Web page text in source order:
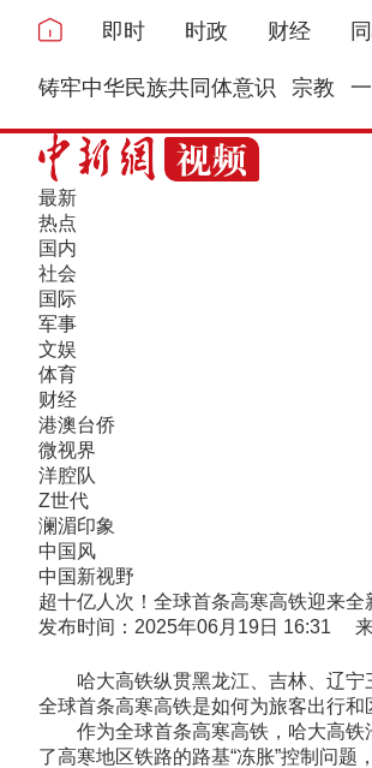
即时 时政 财经
铸牢中华民族共同体意识 宗教
最新
热点
国内
社会
国际
军事
文娱
体育
财经
港澳台侨
微视界
洋腔队
Z世代
澜湄印象
中国风
中国新视野
超十亿人次！全球首条高寒高铁迎来全
发布时间：2025年06月19日 16:31
哈大高铁纵贯黑龙江、吉林、辽宁
全球首条高寒高铁是如何为旅客出行和
作为全球首条高寒高铁，哈大高铁
了高寒地区铁路的路基“冻胀”控制问题